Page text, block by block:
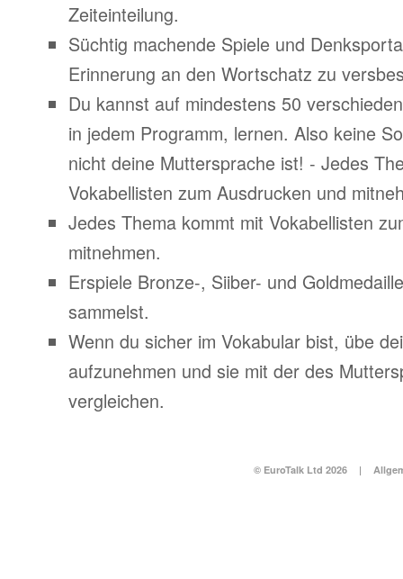
Zeiteinteilung.
Süchtig machende Spiele und
Erinnerung an den Wortschatz zu
Du kannst auf mindestens 50
in jedem Programm, lernen. Also keine
nicht deine Muttersprache ist! - Jedes
Vokabellisten zum Ausdrucken und
Jedes Thema kommt mit Vokabellisten
mitnehmen.
Erspiele Bronze-, Siiber- und
sammelst.
Wenn du sicher im Vokabular bist, übe
aufzunehmen und sie mit der des
vergleichen.
© EuroTalk Ltd 2026 |